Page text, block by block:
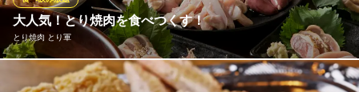
阪急千里線天神橋筋六丁目駅 徒歩3分
大阪府大阪市北区菅栄町3-11 福田ビル1F
大人気！とり焼肉を食べつくす！
とり焼肉 とり軍
とり軍の真髄！自店で捌いた新鮮なとり焼肉食べ放題！コク深い